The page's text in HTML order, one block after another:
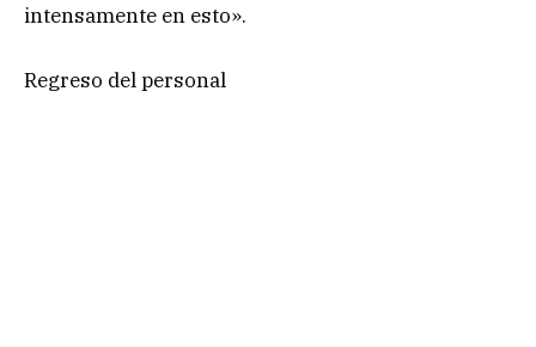
intensamente en esto».
Regreso del personal